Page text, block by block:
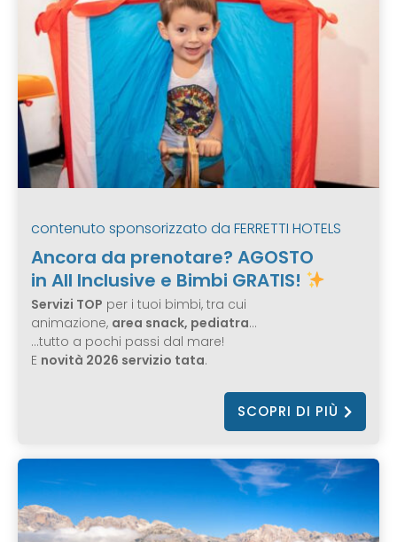
contenuto sponsorizzato da FERRETTI HOTELS
Ancora da prenotare? AGOSTO
in All Inclusive e Bimbi GRATIS!
Servizi TOP per i tuoi bimbi, tra cui
animazione, area snack, pediatra…
…tutto a pochi passi dal mare!
E novità 2026 servizio tata.
SCOPRI DI PIÙ